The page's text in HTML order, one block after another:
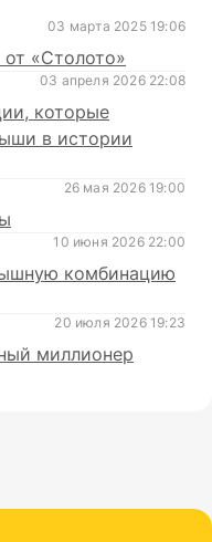
03 марта 2025 19:06
«Столото»
03 апреля 2026 22:08
которые
в истории
26 мая 2026 19:00
10 июня 2026 22:00
комбинацию
20 июля 2026 19:23
миллионер